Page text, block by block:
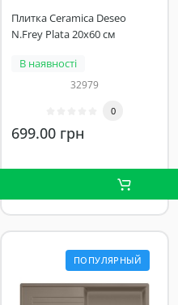
Плитка Ceramica Deseo
N.Frey Plata 20x60 см
В наявності
32979
0
699.00 грн
ПОПУЛЯРНЫЙ